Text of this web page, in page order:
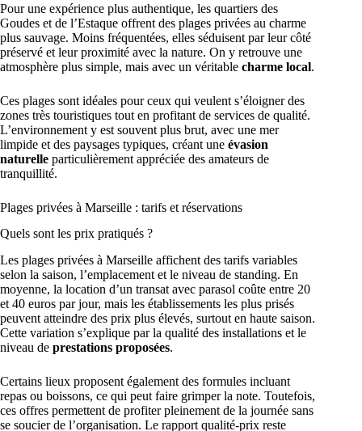
Pour une expérience plus authentique, les quartiers des
Goudes et de l’Estaque offrent des plages privées au charme
plus sauvage. Moins fréquentées, elles séduisent par leur côté
préservé et leur proximité avec la nature. On y retrouve une
atmosphère plus simple, mais avec un véritable charme local.
Ces plages sont idéales pour ceux qui veulent s’éloigner des
zones très touristiques tout en profitant de services de qualité.
L’environnement y est souvent plus brut, avec une mer
limpide et des paysages typiques, créant une évasion
naturelle particulièrement appréciée des amateurs de
tranquillité.
Plages privées à Marseille : tarifs et réservations
Quels sont les prix pratiqués ?
Les plages privées à Marseille affichent des tarifs variables
selon la saison, l’emplacement et le niveau de standing. En
moyenne, la location d’un transat avec parasol coûte entre 20
et 40 euros par jour, mais les établissements les plus prisés
peuvent atteindre des prix plus élevés, surtout en haute saison.
Cette variation s’explique par la qualité des installations et le
niveau de prestations proposées.
Certains lieux proposent également des formules incluant
repas ou boissons, ce qui peut faire grimper la note. Toutefois,
ces offres permettent de profiter pleinement de la journée sans
se soucier de l’organisation. Le rapport qualité-prix reste